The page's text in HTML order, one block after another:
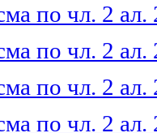
по чл. 2 ал.
по чл. 2 ал.
по чл. 2 ал.
по чл. 2 ал.